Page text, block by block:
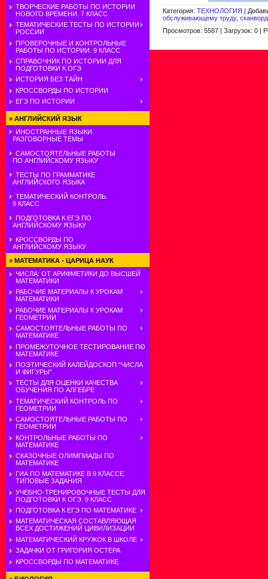
ТВОРЧЕСКИЕ РАБОТЫ ПО ИСТОРИИ
НОВОГО ВРЕМЕНИ. 7 КЛАСС
ТЕМАТИЧЕСКИЕ ТЕСТЫ ПО ИСТОРИИ
РОССИИ
ПРОВЕРОЧНЫЕ И КОНТРОЛЬНЫЕ
РАБОТЫ ПО ИСТОРИИ. 9 КЛАСС
СПРАВОЧНИК ПО ИСТОРИИ ДЛЯ
ПОДГОТОВКИ К ОГЭ
ИСТОРИЯ БЕЗ ТАЙН
КРОССВОРДЫ ПО ИСТОРИИ
ЕГЭ ПО ИСТОРИИ
» АНГЛИЙСКИЙ ЯЗЫК
ИНОСТРАННЫЕ ЯЗЫКИ.
РАЗГОВОРНЫЕ ТЕМЫ
САМОСТОЯТЕЛЬНЫЕ РАБОТЫ
ПО АНГЛИЙСКОМУ ЯЗЫКУ
ТЕСТЫ ПО ГРАММАТИКЕ
АНГЛИЙСКОГО ЯЗЫКА
ТЕМАТИЧЕСКИЙ КОНТРОЛЬ.
9 КЛАСС
ПОДГОТОВКА К ЕГЭ ПО
АНГЛИЙСКОМУ ЯЗЫКУ
КРОССВОРДЫ ПО
АНГЛИЙСКОМУ ЯЗЫКУ
» МАТЕМАТИКА - ЦАРИЦА НАУК
ЧИСЛА: ОТ АРИФМЕТИКИ ДО ВЫСШЕЙ
МАТЕМАТИКИ
РАБОЧИЕ МАТЕРИАЛЫ К УРОКАМ
МАТЕМАТИКИ
РАБОЧИЕ МАТЕРИАЛЫ К УРОКАМ
ГЕОМЕТРИИ
САМОСТОЯТЕЛЬНЫЕ РАБОТЫ ПО
МАТЕМАТИКЕ
ПРОМЕЖУТОЧНОЕ ТЕСТИРОВАНИЕ ПО
МАТЕМАТИКЕ
ПОЭТИЧЕСКИЙ КАЛЕЙДОСКОП "ЧИСЛА
И ФИГУРЫ"
ТЕСТЫ ДЛЯ ОЦЕНКИ КАЧЕСТВА
ОБУЧЕНИЯ ПО АЛГЕБРЕ
ТЕМАТИЧЕСКИЙ КОНТРОЛЬ ПО
ГЕОМЕТРИИ
САМОСТОЯТЕЛЬНЫЕ РАБОТЫ ПО
ГЕОМЕТРИИ
КОНТРОЛЬНЫЕ РАБОТЫ ПО
МАТЕМАТИКЕ
СКАЗОЧНЫЕ ОЛИМПИАДЫ ПО
МАТЕМАТИКЕ
ГИА ПО МАТЕМАТИКЕ В 9 КЛАССЕ.
ТИПОВЫЕ ЗАДАНИЯ
УЧЕБНО-ТРЕНИРОВОЧНЫЕ ТЕСТЫ ДЛЯ
ПОДГОТОВКИ К ОГЭ. 9 КЛАСС
ПОДГОТОВКА К ЕГЭ ПО МАТЕМАТИКЕ
МАТЕМАТИЧЕСКАЯ СОСТАВЛЯЮЩАЯ
ВСЕХ ДОСТИЖЕНИЙ ЦИВИЛИЗАЦИИ
МАТЕМАТИЧЕСКИЙ КРУЖОК В ШКОЛЕ
ЗАДАЧКИ ОТ ГРИГОРИЯ ОСТЕРА
КРОССВОРДЫ ПО МАТЕМАТИКЕ
Категория: ТЕХНОЛОГИЯ |
обслуживающему труду,
Просмотров: 5587 | Загрузок: 0 |